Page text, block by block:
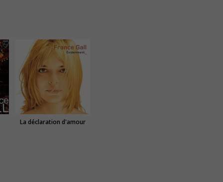
La déclaration d'amour